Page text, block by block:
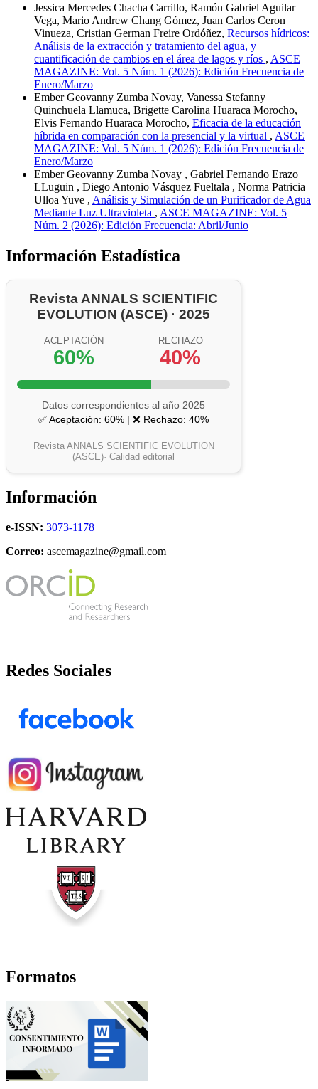
Jessica Mercedes Chacha Carrillo, Ramón Gabriel Aguilar
Vega, Mario Andrew Chang Gómez, Juan Carlos Ceron
Vinueza, Cristian German Freire Ordóñez, Recursos hídricos:
Análisis de la extracción y tratamiento del agua, y
cuantificación de cambios en el área de lagos y ríos , ASCE
MAGAZINE: Vol. 5 Núm. 1 (2026): Edición Frecuencia de
Enero/Marzo
Ember Geovanny Zumba Novay, Vanessa Stefanny
Quinchuela Llamuca, Brigette Carolina Huaraca Morocho,
Elvis Fernando Huaraca Morocho, Eficacia de la educación
híbrida en comparación con la presencial y la virtual , ASCE
MAGAZINE: Vol. 5 Núm. 1 (2026): Edición Frecuencia de
Enero/Marzo
Ember Geovanny Zumba Novay , Gabriel Fernando Erazo
LLuguin , Diego Antonio Vásquez Fueltala , Norma Patricia
Ulloa Yuve , Análisis y Simulación de un Purificador de Agua
Mediante Luz Ultravioleta , ASCE MAGAZINE: Vol. 5
Núm. 2 (2026): Edición Frecuencia: Abril/Junio
Información Estadística
Revista ANNALS SCIENTIFIC
EVOLUTION (ASCE) · 2025
ACEPTACIÓN
60%
RECHAZO
40%
Datos correspondientes al año 2025
✅ Aceptación: 60% | ❌ Rechazo: 40%
Revista ANNALS SCIENTIFIC EVOLUTION
(ASCE)· Calidad editorial
Información
e-ISSN: 3073-1178
Correo: ascemagazine@gmail.com
Redes Sociales
Formatos